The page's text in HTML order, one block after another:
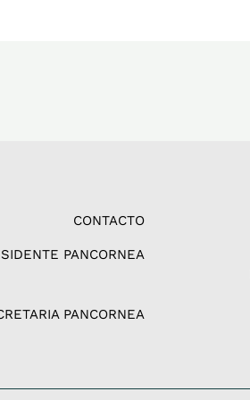
CONTACTO
PANCORNEA
PANCORNEA